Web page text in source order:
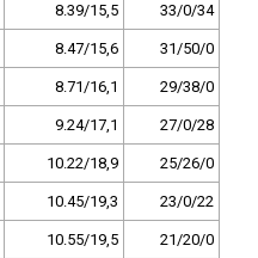
8.39/15,5 33/0/34
8.47/15,6 31/50/0
8.71/16,1 29/38/0
9.24/17,1 27/0/28
10.22/18,9 25/26/0
10.45/19,3 23/0/22
10.55/19,5 21/20/0